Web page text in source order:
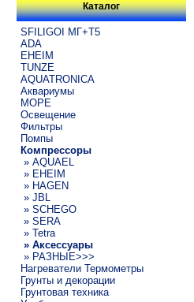
Каталог
SFILIGOI МГ+Т5
ADA
EHEIM
TUNZE
AQUATRONICA
Аквариумы
МОРЕ
Освещение
Фильтры
Помпы
Компрессоры
» AQUAEL
» EHEIM
» HAGEN
» JBL
» SCHEGO
» SERA
» Tetra
» Аксессуары
» РАЗНЫЕ>>>
Нагреватели Термометры
Грунты и декорации
Грунтовая техника